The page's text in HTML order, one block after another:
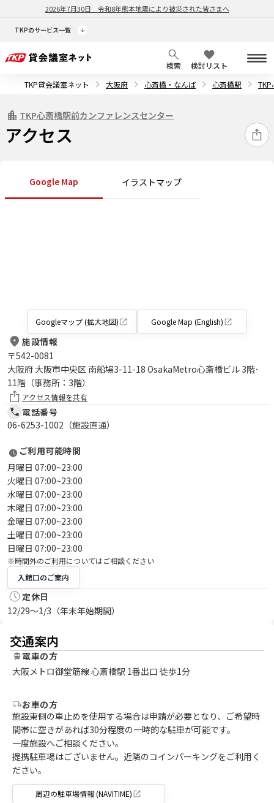
2026年7月30日 令和8年熊本地震により被災された皆さまへ
TKPのサービス一覧
検索
検討リスト
TKP貸会議室ネット
大阪府 心斎橋・なんば 心斎橋駅
TKP心斎橋駅前カンファレンスセンター
アクセス
Google Map イラストマップ
Googleマップ (拡大地図) Google Map (English)
施設情報
〒542-0081
大阪府 大阪市中央区 南船場3-11-18 OsakaMetro心斎橋ビル 3階･
11階（事務所：3階）
アクセス情報を共有
電話番号
06-6253-1002（施設直通）
ご利用可能時間
月曜日 07:00~23:00
火曜日 07:00~23:00
水曜日 07:00~23:00
木曜日 07:00~23:00
金曜日 07:00~23:00
土曜日 07:00~23:00
日曜日 07:00~23:00
※時間外のご利用についてはご相談ください
入館口のご案内
定休日
12/29～1/3（年末年始期間）
交通案内
電車の方
大阪メトロ御堂筋線 心斎橋駅 1番出口 徒歩1分
お車の方
施設東側の車止めを使用する場合は申請が必要となり、ご希望時
間帯に空きがあれば30分程度の一時的な駐車が可能です。
一度施設へご相談ください。
提携駐車場はございません。近隣のコインパーキングをご利用く
ださい。
周辺の駐車場情報 (NAVITIME)